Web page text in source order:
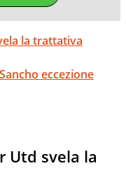
la trattativa
eccezione
Utd svela la